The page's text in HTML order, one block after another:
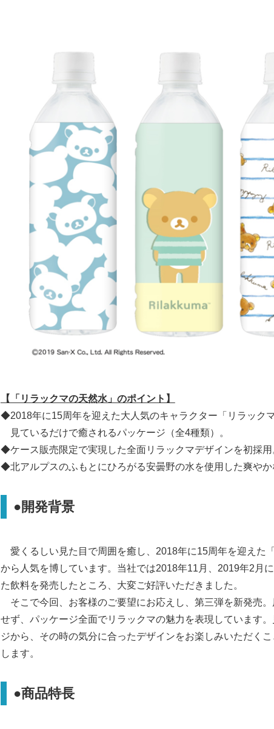
【「リラックマの天然水」のポイント】
◆2018年に15周年を迎えた大人気のキャラクター「リラック
見ているだけで癒されるパッケージ（全4種類）。
◆ケース販売限定で実現した全面リラックマデザインを初採用
◆北アルプスのふもとにひろがる安曇野の水を使用した爽やか
●開発背景
愛くるしい見た目で周囲を癒し、2018年に15周年を迎えた
から人気を博しています。当社では2018年11月、2019年2月
た飲料を発売したところ、大変ご好評いただきました。
そこで今回、お客様のご要望にお応えし、第三弾を新発売
せず、パッケージ全面でリラックマの魅力を表現しています
ジから、その時の気分に合ったデザインをお楽しみいただく
します。
●商品特長
Japanese
English